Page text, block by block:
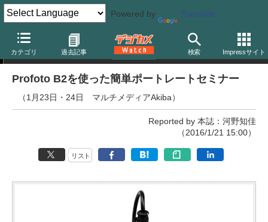
Powered by Translate
カテゴリ 過去記事 検索 Impressサイト
イベント
Profoto B2を使った簡単ポートレートセミナー
（1月23日・24日 マルチメディアAkiba）
Reported by 本誌：河野知佳
（2016/1/21 15:00）
リスト